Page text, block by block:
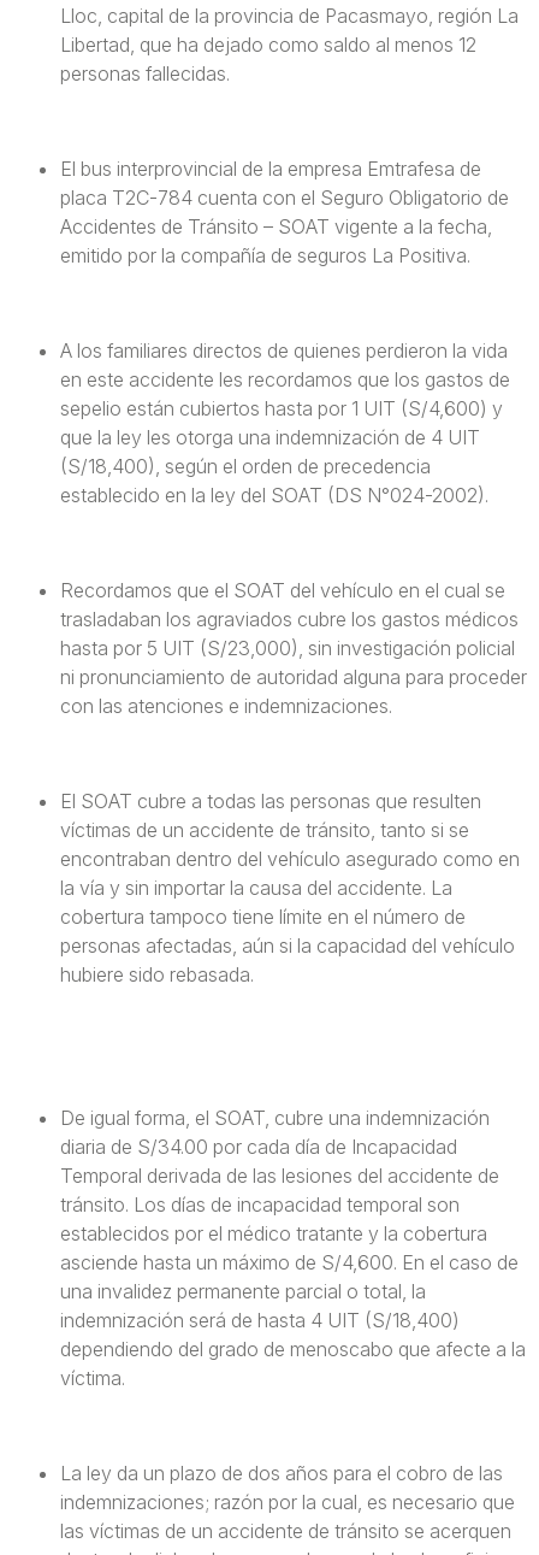
Lloc, capital de la provincia de Pacasmayo, región La
Libertad, que ha dejado como saldo al menos 12
personas fallecidas.
El bus interprovincial de la empresa Emtrafesa de
placa T2C-784 cuenta con el Seguro Obligatorio de
Accidentes de Tránsito – SOAT vigente a la fecha,
emitido por la compañía de seguros La Positiva.
A los familiares directos de quienes perdieron la vida
en este accidente les recordamos que los gastos de
sepelio están cubiertos hasta por 1 UIT (S/4,600) y
que la ley les otorga una indemnización de 4 UIT
(S/18,400), según el orden de precedencia
establecido en la ley del SOAT (DS N°024-2002).
Recordamos que el SOAT del vehículo en el cual se
trasladaban los agraviados cubre los gastos médicos
hasta por 5 UIT (S/23,000), sin investigación policial
ni pronunciamiento de autoridad alguna para proceder
con las atenciones e indemnizaciones.
El SOAT cubre a todas las personas que resulten
víctimas de un accidente de tránsito, tanto si se
encontraban dentro del vehículo asegurado como en
la vía y sin importar la causa del accidente. La
cobertura tampoco tiene límite en el número de
personas afectadas, aún si la capacidad del vehículo
hubiere sido rebasada.
De igual forma, el SOAT, cubre una indemnización
diaria de S/34.00 por cada día de Incapacidad
Temporal derivada de las lesiones del accidente de
tránsito. Los días de incapacidad temporal son
establecidos por el médico tratante y la cobertura
asciende hasta un máximo de S/4,600. En el caso de
una invalidez permanente parcial o total, la
indemnización será de hasta 4 UIT (S/18,400)
dependiendo del grado de menoscabo que afecte a la
víctima.
La ley da un plazo de dos años para el cobro de las
indemnizaciones; razón por la cual, es necesario que
las víctimas de un accidente de tránsito se acerquen